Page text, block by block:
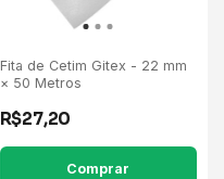
Fita de Cetim Gitex - 22 mm
× 50 Metros
R$27,20
Comprar